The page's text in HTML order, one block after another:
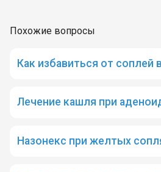
Похожие вопросы
Как избавиться от соплей
Лечение кашля при
Назонекс при желтых